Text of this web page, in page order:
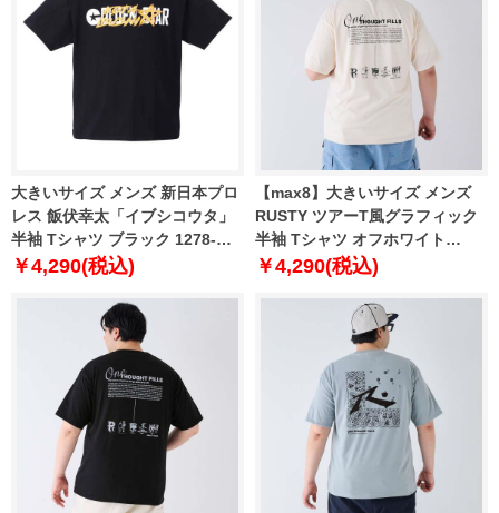
大きいサイズ メンズ 新日本プロ
レス 飯伏幸太「イブシコウタ」
半袖 Tシャツ ブラック 1278-
1593-1 3L 4L 5L 6L 8L
￥4,290(税込)
【max8】大きいサイズ メンズ
RUSTY ツアーT風グラフィック
半袖 Tシャツ オフホワイト
1278-4276-1 3L 4L 5L 6L 8L
￥4,290(税込)